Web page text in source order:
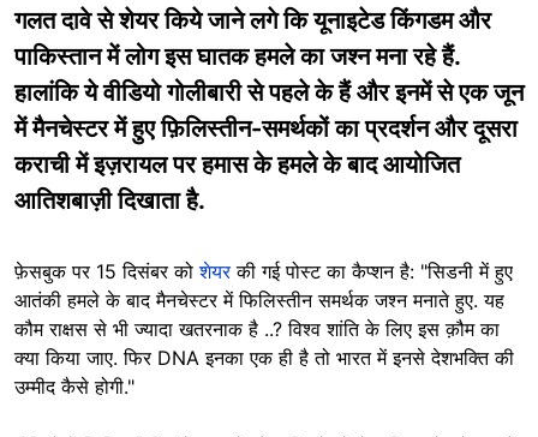
गलत दावे से शेयर किये जाने लगे कि यूनाइटेड किंगडम और
पाकिस्तान में लोग इस घातक हमले का जश्न मना रहे हैं.
हालांकि ये वीडियो गोलीबारी से पहले के हैं और इनमें से एक जून
में मैनचेस्टर में हुए फ़िलिस्तीन-समर्थकों का प्रदर्शन और दूसरा
कराची में इज़रायल पर हमास के हमले के बाद आयोजित
आतिशबाज़ी दिखाता है.
फ़ेसबुक पर 15 दिसंबर कोशेयरकी गई पोस्ट का कैप्शन है: "सिडनी में हुए
आतंकी हमले के बाद मैनचेस्टर में फिलिस्तीन समर्थक जश्न मनाते हुए. यह
कौम राक्षस से भी ज्यादा खतरनाक है ..? विश्व शांति के लिए इस क़ौम का
क्या किया जाए. फिर DNA इनका एक ही है तो भारत में इनसे देशभक्ति की
उम्मीद कैसे होगी."